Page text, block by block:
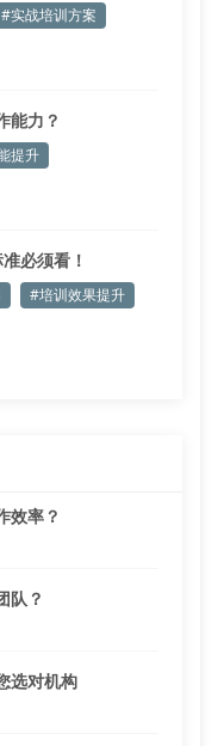
#实战培训方案
能力？
提升
必须看！
#培训效果提升
效率？
队？
选对机构